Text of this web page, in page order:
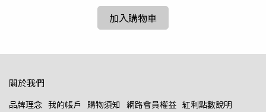
加入購物車
關於我們
品牌理念 我的帳戶 購物須知 網路會員權益 紅利點數說明